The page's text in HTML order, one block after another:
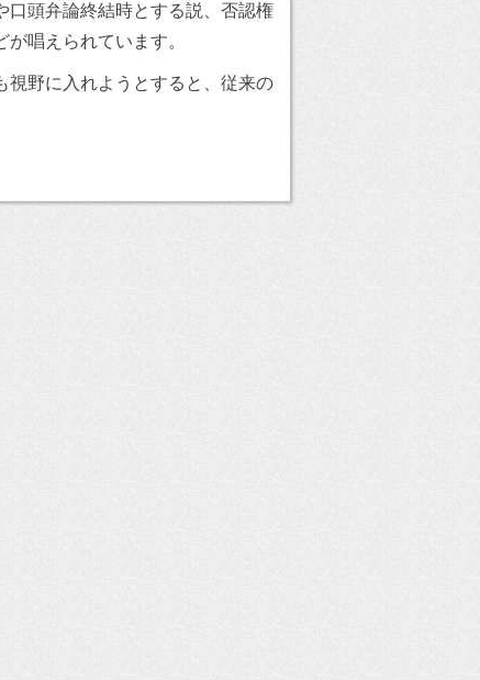
口頭弁論終結時とする説、否認権
唱えられています。
視野に入れようとすると、従来の